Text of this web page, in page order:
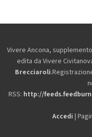
Vivere Ancona,
edita da Vivere
Brecciaroli
RSS: http://
Accedi |